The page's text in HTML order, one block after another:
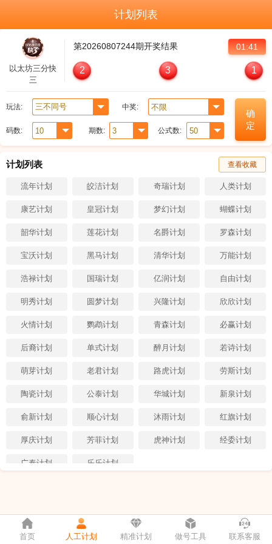
计划列表
以太坊三分快
三
第20260807244期开奖结果 01:41
2 3 1
玩法: 中奖:
码数: 期数: 公式数:
确
定
计划列表 查看收藏
流年计划 皎洁计划 奇瑞计划 人类计划
康艺计划 皇冠计划 梦幻计划 蝴蝶计划
韶华计划 莲花计划 名爵计划 罗森计划
宝沃计划 黑马计划 清华计划 万能计划
浩禄计划 国瑞计划 亿润计划 自由计划
明秀计划 圆梦计划 兴隆计划 欣欣计划
火情计划 鹦鹉计划 青森计划 必赢计划
后裔计划 单式计划 醉月计划 若诗计划
萌芽计划 老君计划 路虎计划 劳斯计划
陶瓷计划 公泰计划 华城计划 新泉计划
俞新计划 顺心计划 沐雨计划 红旗计划
厚庆计划 芳菲计划 虎神计划 经委计划
广泰计划 乐乐计划
首页 人工计划 精准计划 做号工具 联系客服